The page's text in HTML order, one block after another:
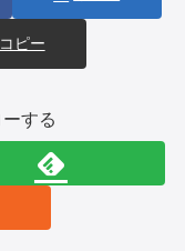
コピー
する